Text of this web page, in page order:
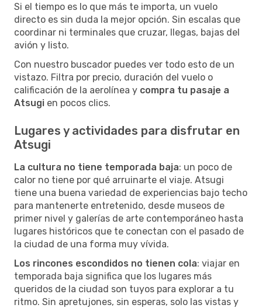
Si el tiempo es lo que más te importa, un vuelo
directo es sin duda la mejor opción. Sin escalas que
coordinar ni terminales que cruzar, llegas, bajas del
avión y listo.
Con nuestro buscador puedes ver todo esto de un
vistazo. Filtra por precio, duración del vuelo o
calificación de la aerolínea y compra tu pasaje a
Atsugi en pocos clics.
Lugares y actividades para disfrutar en
Atsugi
La cultura no tiene temporada baja: un poco de
calor no tiene por qué arruinarte el viaje. Atsugi
tiene una buena variedad de experiencias bajo techo
para mantenerte entretenido, desde museos de
primer nivel y galerías de arte contemporáneo hasta
lugares históricos que te conectan con el pasado de
la ciudad de una forma muy vívida.
Los rincones escondidos no tienen cola: viajar en
temporada baja significa que los lugares más
queridos de la ciudad son tuyos para explorar a tu
ritmo. Sin apretujones, sin esperas, solo las vistas y